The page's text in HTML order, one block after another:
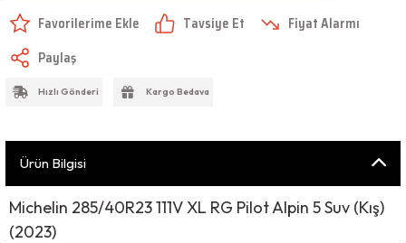
Tavsiye Et
Fiyat Alarmı
Paylaş
Hızlı Gönderi Kargo Bedava
Ürün Bilgisi
Michelin 285/40R23 111V XL RG Pilot Alpin 5 Suv (Kış)
(2023)